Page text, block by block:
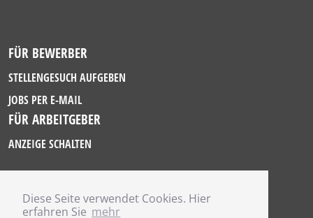
Diese Seite verwendet Cookies. Hier
erfahren Sie mehr
FÜR BEWERBER
STELLENGESUCH AUFGEBEN
JOBS PER E-MAIL
FÜR ARBEITGEBER
ANZEIGE SCHALTEN
IMPRESSUM